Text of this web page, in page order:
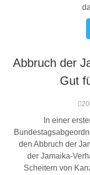
Abbruch der
Gut
In einer
den Abbruch der
der Jamaika-
Scheitern von